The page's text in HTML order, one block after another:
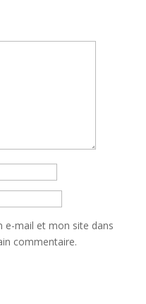
e-mail et mon site dans
commentaire.